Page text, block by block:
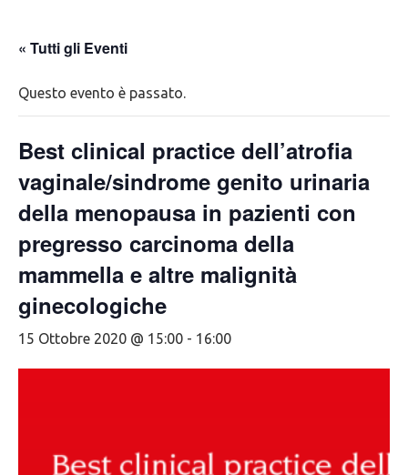
« Tutti gli Eventi
Questo evento è passato.
Best clinical practice dell’atrofia
vaginale/sindrome genito urinaria
della menopausa in pazienti con
pregresso carcinoma della
mammella e altre malignità
ginecologiche
15 Ottobre 2020 @ 15:00 - 16:00